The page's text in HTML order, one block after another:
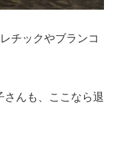
チックやブランコ
さんも、ここなら退